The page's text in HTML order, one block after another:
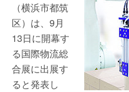
（横浜市都筑
区）は、9月
13日に開幕す
る国際物流総
合展に出展す
ると発表し